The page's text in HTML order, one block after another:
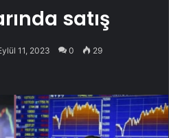
satış
11, 2023 0 29